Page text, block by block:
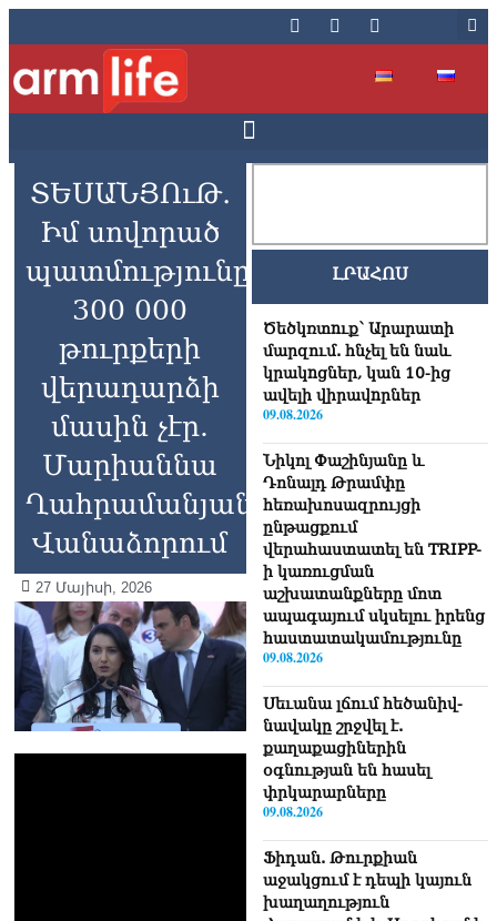
ՏԵՍԱՆՅՈւԹ․
Իմ սովորած
պատմությունը
300 000
թուրքերի
վերադարձի
մասին չէր.
Մարիաննա
Ղահրամանյանը`
Վանաձորում
27 Մայիսի, 2026
ԼՐԱՀՈՍ
Ծեծկռտnւք՝ Արարատի
մարզում. հնչել են նաև
կրակnցներ, կան 10-ից
ավելի վիրավnրներ
09.08.2026
Նիկոլ Փաշինյանը և
Դոնալդ Թրամփը
հեռախոսազրույցի
ընթացքում
վերահաստատել են TRIPP-
ի կառուցման
աշխատանքները մոտ
ապագայում սկսելու իրենց
հաստատակամությունը
09.08.2026
Սեւանա լճում հեծանիվ-
նավակը շրջվել է.
քաղաքացիներին
օգնության են հասել
փրկարարները
09.08.2026
Ֆիդան. Թուրքիան
աջակցում է դեպի կայուն
խաղաղություն